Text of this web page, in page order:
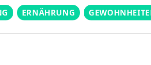
ERNÄHRUNG